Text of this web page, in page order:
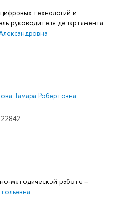
технологий и
руководителя департамента
Тамара Робертовна
методической работе –